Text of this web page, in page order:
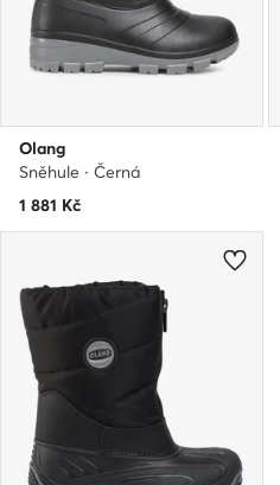
Olang
Sněhule · Černá
1 881 Kč